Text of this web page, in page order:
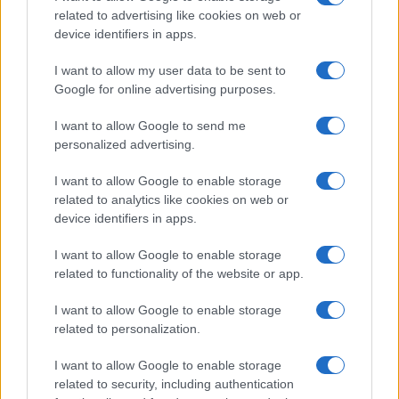
related to advertising like cookies on web or
device identifiers in apps.
I want to allow my user data to be sent to
Google for online advertising purposes.
I want to allow Google to send me
personalized advertising.
I want to allow Google to enable storage
related to analytics like cookies on web or
device identifiers in apps.
I want to allow Google to enable storage
related to functionality of the website or app.
I want to allow Google to enable storage
related to personalization.
I want to allow Google to enable storage
related to security, including authentication
diventato la nazione più prospera dell’America
Latina. Difendere quell’eredità economica non
significa ignorare le ombre del passato, ma
rifiutare la cancellazione ideologica
di ciò che
nostalgia, ma avanti con metodo.
Un programma semplice perché
serio
Il programma di Kast è tanto criticato quanto
chiaro. In materia di sicurezza, punta a rafforzare
polizia ed esercito nelle aree più colpite dal
crimine, aumentare le pene per i reati gravi,
diritto di vivere senza paura. Sull’immigrazione, la